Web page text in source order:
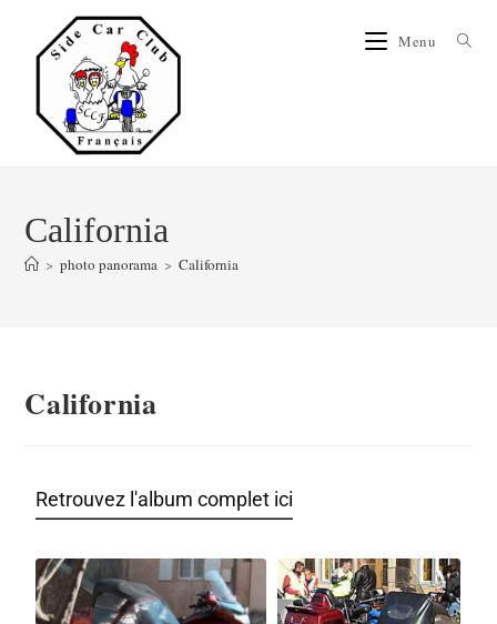
Menu
California
> photo panorama > California
California
Retrouvez l'album complet ici